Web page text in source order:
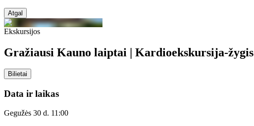
Atgal
Ekskursijos
Gražiausi Kauno laiptai | Kardioekskursija-žygis
Bilietai
Data ir laikas
Gegužės 30 d. 11:00